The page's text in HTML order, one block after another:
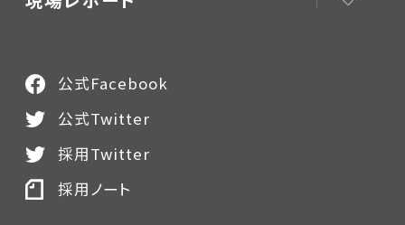
公式Facebook
公式Twitter
採用Twitter
採用ノート